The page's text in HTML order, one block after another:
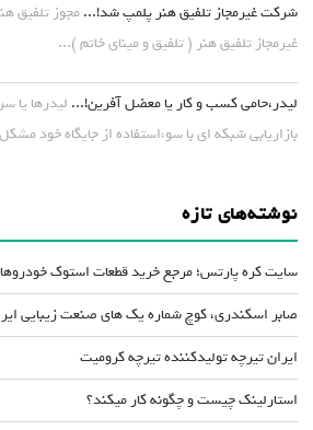
شرکت غیرمجاز تلفیق هنر پلمپ شد!... مجوز تلفیق
غیرمجاز تلفیق هنر ( تلفیق و مینای خاتم )...
لیدر،حامی کسب و کار یا معضل آفرین!... لیدرها یا
بازاریابی شبکه ای با سوءاستفاده از جایگاه خود
نوشته‌های تازه
سایت کره پارتس؛ مرجع خرید قطعات استوک
صابر اسکندری، کوچ شماره یک های صنعت زیبایی
ایران تیرچه تولیدکننده تیرچه کرومیت
استارلینک چیست و چگونه کار میکند؟